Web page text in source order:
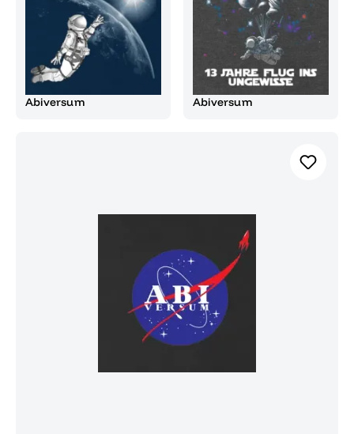
Abiversum Abiversum